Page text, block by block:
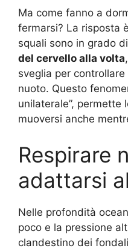
Ma come fanno a
fermarsi? La risposta
squali sono in grado
del cervello alla volta
sveglia per
nuoto. Questo
unilaterale”, permette
muoversi anche
Respirare
adattarsi
Nelle profondità
poco e la pressione
clandestino dei